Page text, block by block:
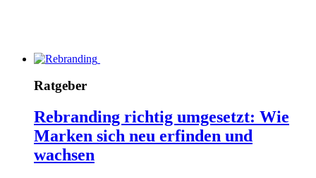
Ratgeber
Rebranding richtig umgesetzt: Wie
Marken sich neu erfinden und
wachsen